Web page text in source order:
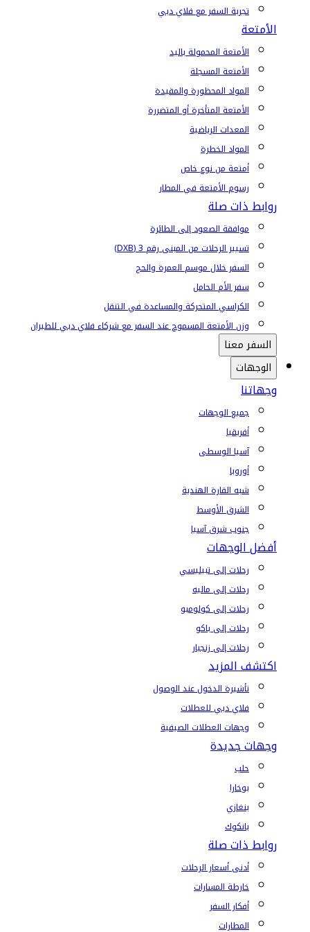
تجربة السفر مع فلاي دبي
الأمتعة
الأمتعة المحمولة باليد
الأمتعة المسجلة
المواد المحظورة والمقيدة
الأمتعة المتأخرة أو المتضررة
المعدات الرياضية
المواد الخطرة
أمتعة من نوع خاص
رسوم الأمتعة في المطار
روابط ذات صلة
موافقة الصعود إلى الطائرة
تسيير الرحلات من المبنى رقم 3 (DXB)
السفر خلال موسم العمرة والحج
سفر الأم الحامل
الكراسي المتحركة والمساعدة في التنقل
وزن الأمتعة المسموح عند السفر مع شركاء فلاي دبي للطيران
السفر معنا
الوجهات
وجهاتنا
جميع الوجهات
أفريقيا
آسيا الوسطى
أوروبا
شبه القارة الهندية
الشرق الأوسط
جنوب شرق آسيا
أفضل الوجهات
رحلات إلى تبيليسي
رحلات إلى ماليه
رحلات إلى كولومبو
رحلات إلى باكو
رحلات إلى زنجبار
اكتشف المزيد
تأشيرة الدخول عند الوصول
فلاي دبي للعطلات
وجهات العطلات الصيفية
وجهات جديدة
حلب
بوخارا
بنغازي
بانكوك
روابط ذات صلة
أدنى أسعار الرحلات
خارطة المسارات
أفكار السفر
المطارات